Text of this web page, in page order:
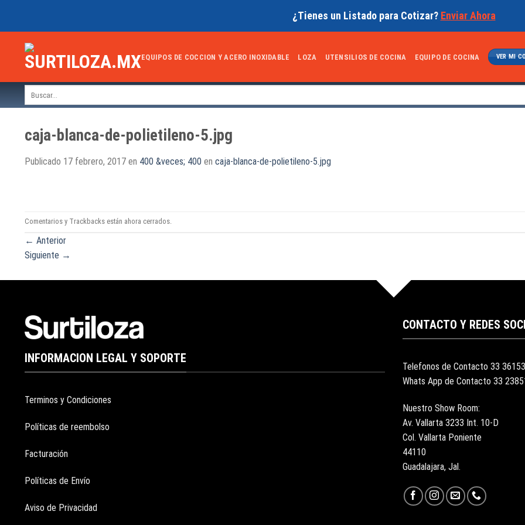
¿Tienes un Listado para Cotizar? Enviar Ahora
EQUIPOS DE COCCION Y ACERO INOXIDABLE LOZA UTENSILIOS DE COCINA EQUIPO DE COCINA VER MI
caja-blanca-de-polietileno-5.jpg
Publicado 17 febrero, 2017 en 400 &veces; 400 en caja-blanca-de-polietileno-5.jpg
Comentarios y Trackbacks están ahora cerrados.
← Anterior
Siguiente →
INFORMACION LEGAL Y SOPORTE
Terminos y Condiciones
Políticas de reembolso
Facturación
Políticas de Envío
Aviso de Privacidad
CONTACTO Y REDES
Telefonos de Contacto 33
Whats App de Contacto 33
Nuestro Show Room:
Av. Vallarta 3233 Int. 10-D
Col. Vallarta Poniente
44110
Guadalajara, Jal.